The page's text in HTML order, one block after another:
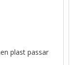
plast passar